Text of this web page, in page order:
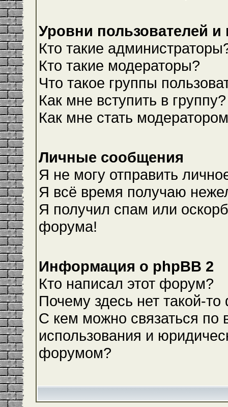
Уровни пользователей и
Кто такие
Кто такие модераторы?
Что такое группы
Как мне вступить в группу?
Как мне стать
Личные сообщения
Я не могу отправить
Я всё время получаю
Я получил спам или
форума!
Информация о phpBB 2
Кто написал этот форум?
Почему здесь нет такой-
С кем можно связаться по
использования и
форумом?